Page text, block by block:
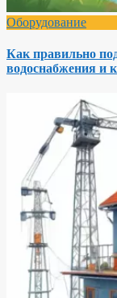
Оборудование
Как правильно
водоснабжения и